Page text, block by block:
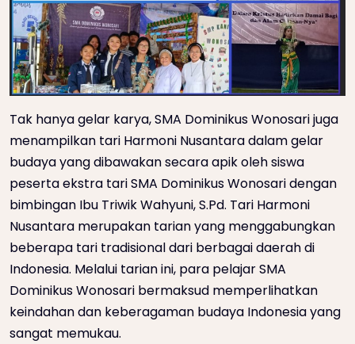
Tak hanya gelar karya, SMA Dominikus Wonosari juga
menampilkan tari Harmoni Nusantara dalam gelar
budaya yang dibawakan secara apik oleh siswa
peserta ekstra tari SMA Dominikus Wonosari dengan
bimbingan Ibu Triwik Wahyuni, S.Pd. Tari Harmoni
Nusantara merupakan tarian yang menggabungkan
beberapa tari tradisional dari berbagai daerah di
Indonesia. Melalui tarian ini, para pelajar SMA
Dominikus Wonosari bermaksud memperlihatkan
keindahan dan keberagaman budaya Indonesia yang
sangat memukau.